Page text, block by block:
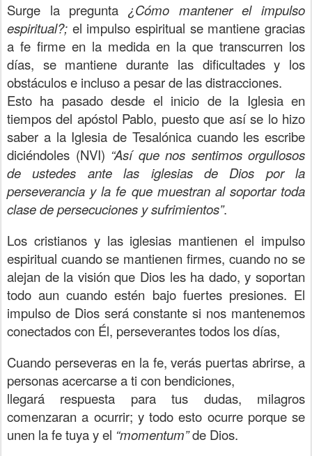
Surge la pregunta ¿Cómo mantener el impulso
espiritual?; el impulso espiritual se mantiene gracias
a fe firme en la medida en la que transcurren los
días, se mantiene durante las dificultades y los
obstáculos e incluso a pesar de las distracciones.
Esto ha pasado desde el inicio de la Iglesia en
tiempos del apóstol Pablo, puesto que así se lo hizo
saber a la Iglesia de Tesalónica cuando les escribe
diciéndoles (NVI) “Así que nos sentimos orgullosos
de ustedes ante las iglesias de Dios por la
perseverancia y la fe que muestran al soportar toda
clase de persecuciones y sufrimientos”.
Los cristianos y las iglesias mantienen el impulso
espiritual cuando se mantienen firmes, cuando no se
alejan de la visión que Dios les ha dado, y soportan
todo aun cuando estén bajo fuertes presiones. El
impulso de Dios será constante si nos mantenemos
conectados con Él, perseverantes todos los días,
Cuando perseveras en la fe, verás puertas abrirse, a
personas acercarse a ti con bendiciones,
llegará respuesta para tus dudas, milagros
comenzaran a ocurrir; y todo esto ocurre porque se
unen la fe tuya y el “momentum”de Dios.